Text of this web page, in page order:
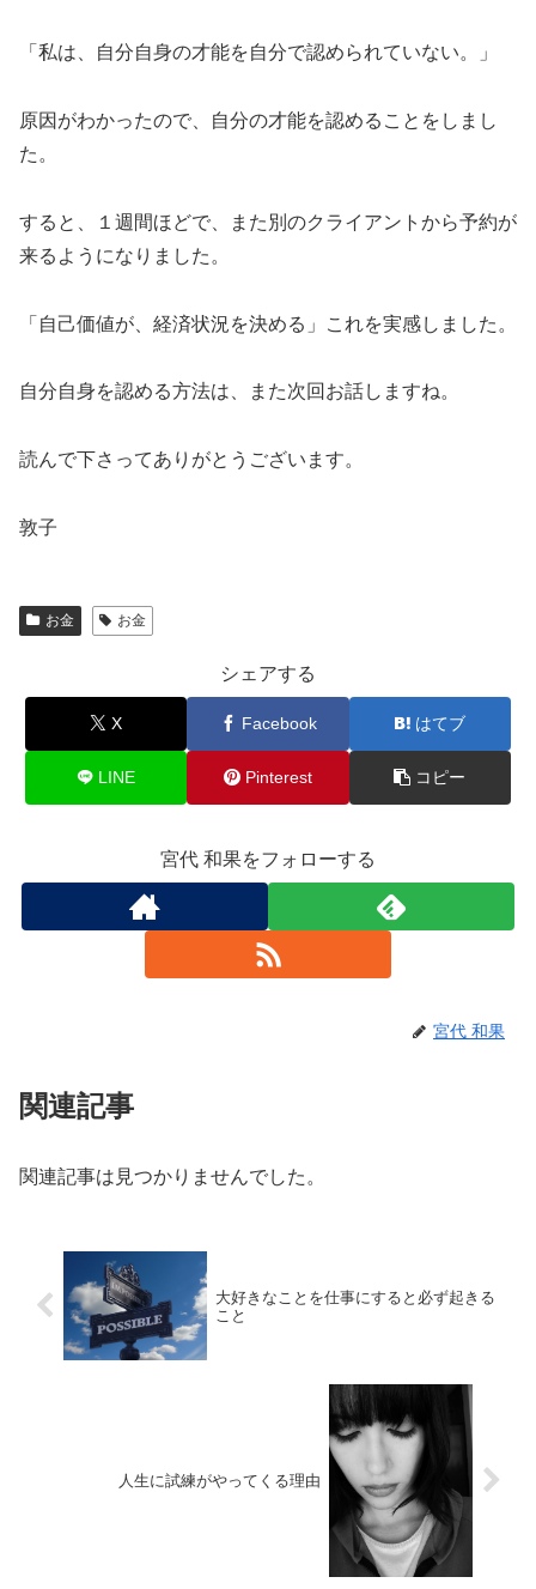
「私は、自分自身の才能を自分で認められていない。」
原因がわかったので、自分の才能を認めることをしまし
た。
すると、１週間ほどで、また別のクライアントから予約が
来るようになりました。
「自己価値が、経済状況を決める」これを実感しました。
自分自身を認める方法は、また次回お話しますね。
読んで下さってありがとうございます。
敦子
お金 お金
シェアする
X Facebook はてブ
LINE Pinterest コピー
宮代 和果をフォローする
宮代 和果
関連記事
関連記事は見つかりませんでした。
大好きなことを仕事にすると必ず起きる
こと
人生に試練がやってくる理由